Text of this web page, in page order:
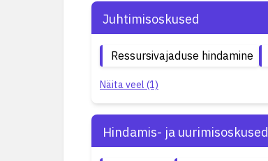
Juhtimisoskused
Ressursivajaduse hindamine
Näita veel (1)
Hindamis- ja uurimisoskused